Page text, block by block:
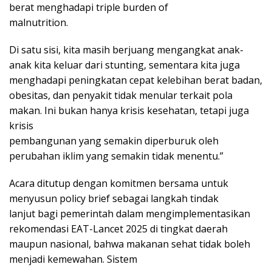
berat menghadapi triple burden of
malnutrition.
Di satu sisi, kita masih berjuang mengangkat anak-
anak kita keluar dari stunting, sementara kita juga
menghadapi peningkatan cepat kelebihan berat badan,
obesitas, dan penyakit tidak menular terkait pola
makan. Ini bukan hanya krisis kesehatan, tetapi juga
krisis
pembangunan yang semakin diperburuk oleh
perubahan iklim yang semakin tidak menentu.”
Acara ditutup dengan komitmen bersama untuk
menyusun policy brief sebagai langkah tindak
lanjut bagi pemerintah dalam mengimplementasikan
rekomendasi EAT-Lancet 2025 di tingkat daerah
maupun nasional, bahwa makanan sehat tidak boleh
menjadi kemewahan. Sistem